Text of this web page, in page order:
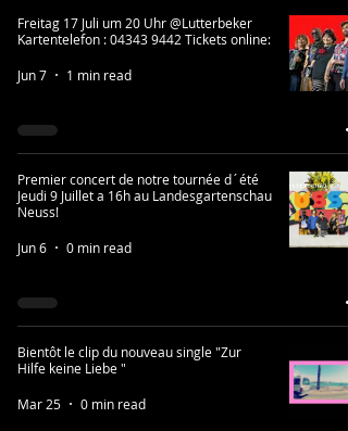
Freitag 17 Juli um 20 Uhr @Lutterbeker
Kartentelefon : 04343 9442 Tickets online:
Jun 7 1 min read
Premier concert de notre tournée d´été
Jeudi 9 Juillet a 16h au Landesgartenschau
Neuss!
Jun 6 0 min read
Bientôt le clip du nouveau single "Zur
Hilfe keine Liebe "
Mar 25 0 min read